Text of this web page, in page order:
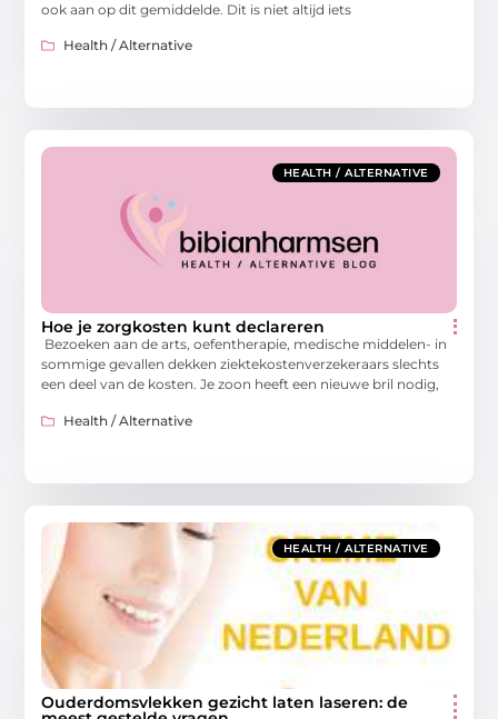
ook aan op dit gemiddelde. Dit is niet altijd iets
Health / Alternative
HEALTH / ALTERNATIVE
Hoe je zorgkosten kunt declareren
Bezoeken aan de arts, oefentherapie, medische middelen- in
sommige gevallen dekken ziektekostenverzekeraars slechts
een deel van de kosten. Je zoon heeft een nieuwe bril nodig,
Health / Alternative
HEALTH / ALTERNATIVE
Ouderdomsvlekken gezicht laten laseren: de